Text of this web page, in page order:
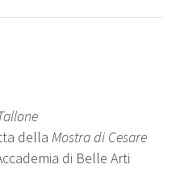
della Mostra di Cesare
di Belle Arti